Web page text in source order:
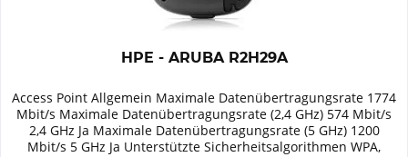
HPE - ARUBA R2H29A
Access Point Allgemein Maximale Datenübertragungsrate 1774
Mbit/s Maximale Datenübertragungsrate (2,4 GHz) 574 Mbit/s
2,4 GHz Ja Maximale Datenübertragungsrate (5 GHz) 1200
Mbit/s 5 GHz Ja Unterstützte Sicherheitsalgorithmen WPA,